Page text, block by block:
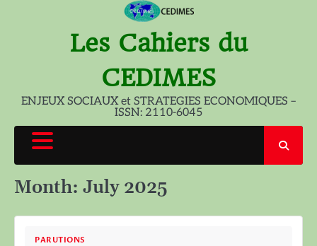
Les Cahiers du
CEDIMES
ENJEUX SOCIAUX et STRATEGIES ECONOMIQUES –
ISSN: 2110-6045
Month: July 2025
PARUTIONS